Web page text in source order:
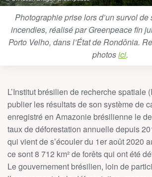
Photographie prise lors d’un survol
incendies, réalisé par Greenpeace fin
Porto Velho, dans l’État de Rondônia.
photosici.
L’Institut brésilien de recherche spatiale
publier les résultats de son système de
enregistré en Amazonie brésilienne le
taux de déforestation annuelle depuis
qui vient de s’écouler du 1er août 2020
ce sont 8 712 km² de forêts qui ont été
Le gouvernement brésilien, loin de